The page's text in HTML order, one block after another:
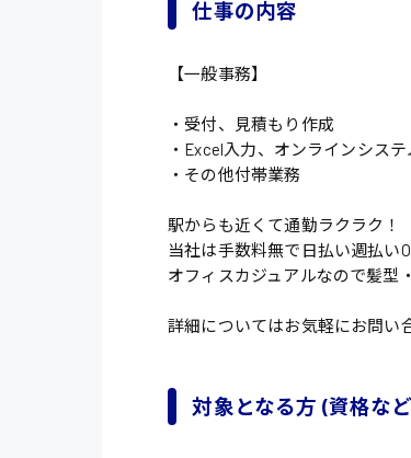
仕事の内容
【一般事務】
・受付、見積もり作成
・Excel入力、オンラインシス
・その他付帯業務
駅からも近くて通勤ラクラク！
当社は手数料無で日払い週払い
オフィスカジュアルなので髪型
詳細についてはお気軽にお問い
対象となる方 (資格な